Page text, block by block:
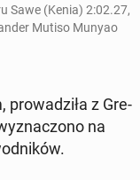
Sawe (Kenia) 2:02.27,
Mutiso Munyao
pro­wa­dzi­ła z Gre­
na